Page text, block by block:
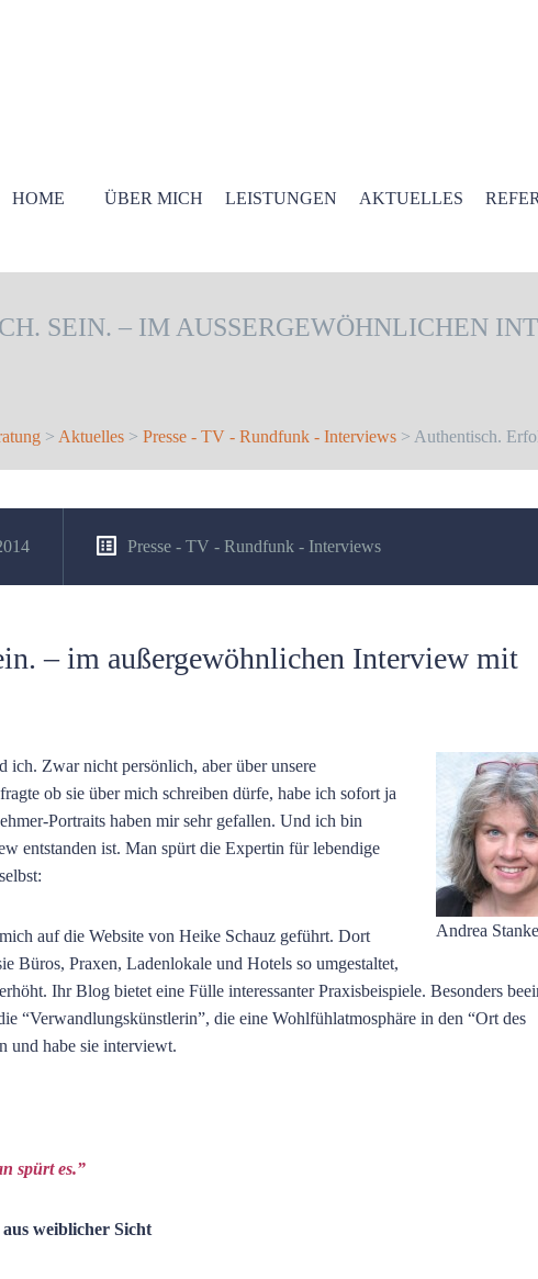
HOME ÜBER MICH LEISTUNGEN AKTUELLES
SEIN. – IM AUSSERGEWÖHNLICHEN
> Aktuelles > Presse - TV - Rundfunk - Interviews > Authentisch.
Presse - TV - Rundfunk - Interviews
– im außergewöhnlichen Interview mit
Andrea Stanke
ich. Zwar nicht persönlich, aber über unsere
ob sie über mich schreiben dürfe, habe ich sofort ja
Portraits haben mir sehr gefallen. Und ich bin
entstanden ist. Man spürt die Expertin für lebendige
auf die Website von Heike Schauz geführt. Dort
Büros, Praxen, Ladenlokale und Hotels so umgestaltet,
Ihr Blog bietet eine Fülle interessanter Praxisbeispiele. Besonders
“Verwandlungskünstlerin”, die eine Wohlfühlatmosphäre in den “Ort des
und habe sie interviewt.
spürt es.”
weiblicher Sicht